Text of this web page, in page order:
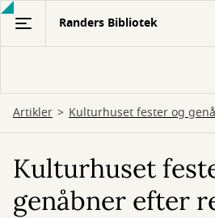
Gå
hovedindhold
Randers Bibliotek
Artikler Kulturhuset fester og
Kulturhuset
genåbner efter